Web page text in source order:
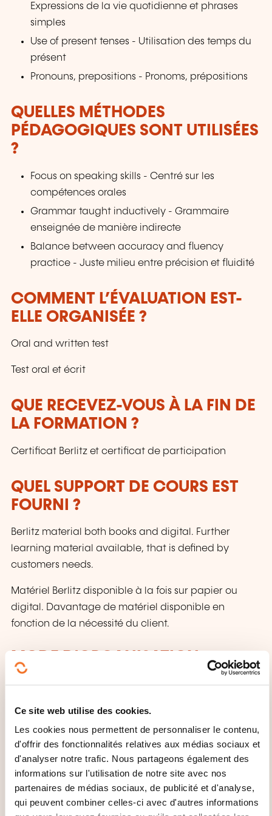
Ce site web utilise des cookies.
Les cookies nous permettent de personnaliser le contenu,
d'offrir des fonctionnalités relatives aux médias sociaux et
d'analyser notre trafic. Nous partageons également des
informations sur l'utilisation de notre site avec nos
partenaires de médias sociaux, de publicité et d'analyse,
qui peuvent combiner celles-ci avec d'autres informations
Expressions de la vie quotidienne et phrases
simples
Use of present tenses - Utilisation des temps du
présent
Pronouns, prepositions - Pronoms, prépositions
QUELLES MÉTHODES
PÉDAGOGIQUES SONT UTILISÉES
?
Focus on speaking skills - Centré sur les
compétences orales
Grammar taught inductively - Grammaire
enseignée de manière indirecte
Balance between accuracy and fluency
practice - Juste milieu entre précision et fluidité
COMMENT L’ÉVALUATION EST-
ELLE ORGANISÉE ?
Oral and written test
Test oral et écrit
QUE RECEVEZ-VOUS À LA FIN DE
LA FORMATION ?
Certificat Berlitz et certificat de participation
QUEL SUPPORT DE COURS EST
FOURNI ?
Berlitz material both books and digital. Further
learning material available, that is defined by
customers needs.
Matériel Berlitz disponible à la fois sur papier ou
digital. Davantage de matériel disponible en
fonction de la nécessité du client.
Groups of minimum 4 and maximum 8 people.
Groupes de 4 à 8 personnes. Cours individuel
également.
CECRL - NIVEAU A1: DE QUOI
PARLE-T-ON?